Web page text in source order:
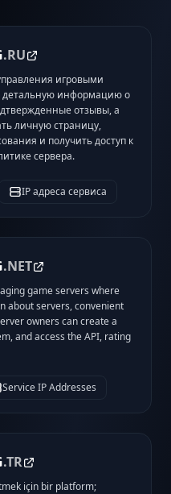
.RU
игровыми
детальную информацию о
отзывы, а
личную страницу,
и получить доступ к
сервера.
IP адреса сервиса
.NET
game servers where
about servers, convenient
owners can create a
and access the API, rating
Service IP Addresses
.TR
için bir platform;